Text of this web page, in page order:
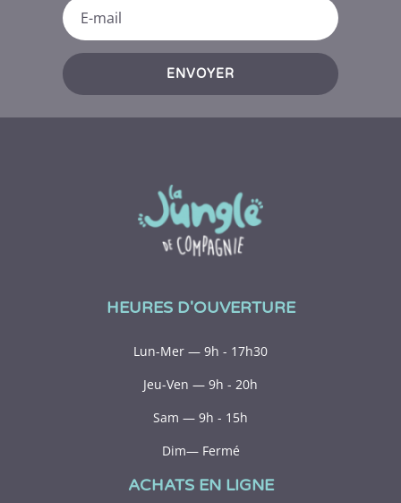
ENVOYER
HEURES D'OUVERTURE
Lun-Mer — 9h - 17h30
Jeu-Ven — 9h - 20h
Sam — 9h - 15h
Dim— Fermé
ACHATS EN LIGNE